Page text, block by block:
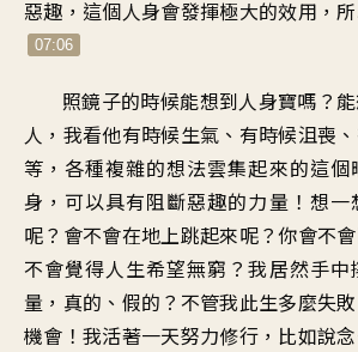
惡趣，這個人身會發揮極大的效用，
07:06
照鏡子的時候能想到人身寶嗎？
人，我看他有時候生氣、有時候沮喪
等，各種複雜的想法雲集起來的這個
身，可以具有阻斷惡趣的力量！想
呢？會不會在地上跳起來呢？你會不
不會覺得人生希望無窮？我居然手中
量，真的、假的？不管我此生多麼失
機會！我活著一天努力修行，比如說